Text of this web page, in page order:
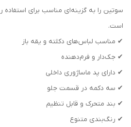
سوتین را به گزینه‌ای مناسب برای استفاده
است.
✔ مناسب لباس‌های دکلته و یقه باز
✔ جک‌دار و فرم‌دهنده
✔ دارای پد ماساژوری داخلی
✔ سه دکمه در قسمت جلو
✔ بند متحرک و قابل تنظیم
✔ رنگ‌بندی متنوع